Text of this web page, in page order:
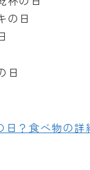
の日
日
日？食べ物の詳